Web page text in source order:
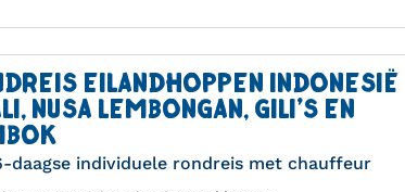
EILANDHOPPEN INDONESIË
NUSA LEMBONGAN, GILI'S EN
daagse individuele rondreis met chauffeur